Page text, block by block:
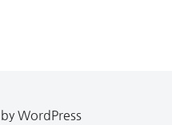
WordPress